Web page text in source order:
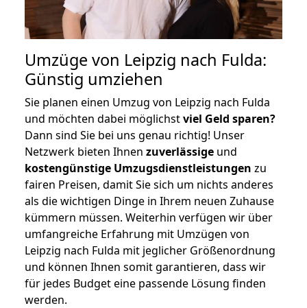
Umzüge von Leipzig nach Fulda:
Günstig umziehen
Sie planen einen Umzug von Leipzig nach Fulda
und möchten dabei möglichstviel Geld sparen?
Dann sind Sie bei uns genau richtig! Unser
Netzwerk bieten Ihnen zuverlässige und
kostengünstige Umzugsdienstleistungen zu
fairen Preisen, damit Sie sich um nichts anderes
als die wichtigen Dinge in Ihrem neuen Zuhause
kümmern müssen. Weiterhin verfügen wir über
umfangreiche Erfahrung mit Umzügen von
Leipzig nach Fulda mit jeglicher Größenordnung
und können Ihnen somit garantieren, dass wir
für jedes Budget eine passende Lösung finden
werden.